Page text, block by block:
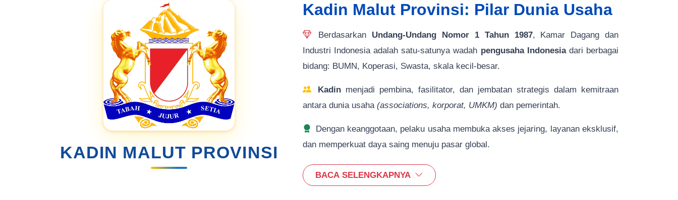
KADIN MALUT PROVINSI
Kadin Malut Provinsi: Pilar Dunia Usaha
Berdasarkan Undang-Undang Nomor 1 Tahun 1987, Kamar Dagang dan
Industri Indonesia adalah satu-satunya wadah pengusaha Indonesiadari berbagai
bidang: BUMN, Koperasi, Swasta, skala kecil-besar.
Kadinmenjadi pembina, fasilitator, dan jembatan strategis dalam kemitraan
antara dunia usaha (associations, korporat, UMKM) dan pemerintah.
Dengan keanggotaan, pelaku usaha membuka akses jejaring, layanan eksklusif,
dan memperkuat daya saing menuju pasar global.
BACA SELENGKAPNYA